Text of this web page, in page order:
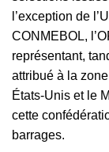
l’exception de
CONMEBOL,
représentant,
attribué à la
États-Unis et le
cette
barrages.